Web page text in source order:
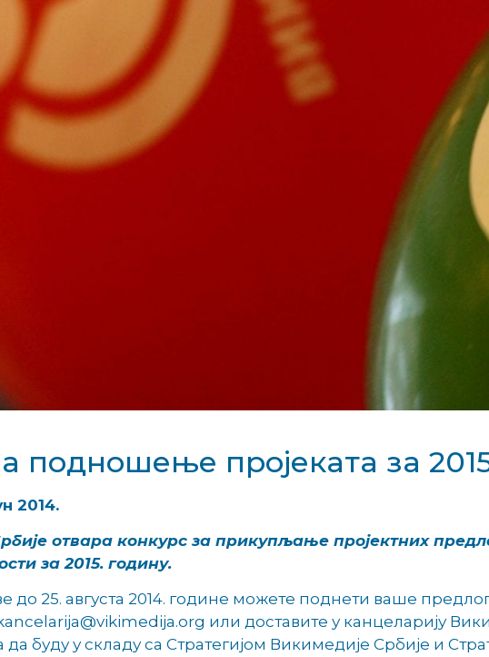
подношење пројеката за
2014.
отвара конкурс за прикупљање пројектних
за 2015. годину.
до 25. августа 2014. године можете поднети ваше
или доставите у канцеларију
да буду у складу са Стратегијом Викимедије Србије и